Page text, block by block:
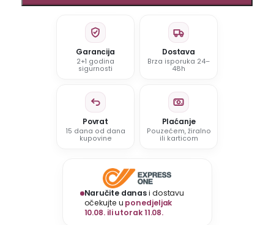
Garancija
2+1 godina
sigurnosti
Dostava
Brza isporuka 24–
48h
Povrat
15 dana od dana
kupovine
Plaćanje
Pouzećem, žiralno
ili karticom
Naručite danasi dostavu
očekujte u ponedjeljak
10.08. ili utorak 11.08.